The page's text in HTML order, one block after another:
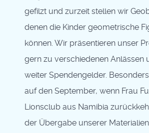
gefilzt und zurzeit stellen wir
denen die Kinder geometrische
können. Wir präsentieren unser
gern zu verschiedenen Anlässen
weiter Spendengelder.
auf den September, wenn Frau
Lionsclub aus Namibia
der Übergabe unserer